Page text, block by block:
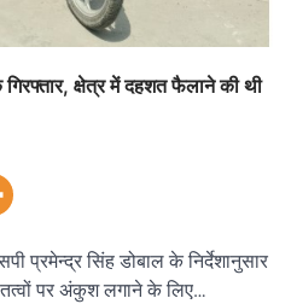
क्षेत्र में दहशत फैलाने की थी
प्रमेन्द्र सिंह डोबाल के निर्देशानुसार
पर अंकुश लगाने के लिए…